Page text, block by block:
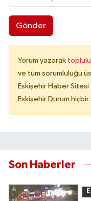
Gönder
Yorum yazarak
ve tüm sorumluluğu
Eskişehir Haber
Eskişehir Durum
Son Haberler